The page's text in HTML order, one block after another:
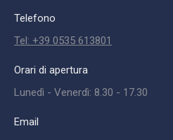
Telefono
Tel: +39 0535 613801
Orari di apertura
Lunedì - Venerdì: 8.30 - 17.30
Email